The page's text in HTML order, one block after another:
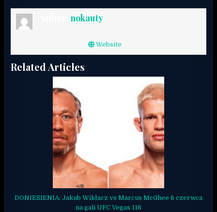
nokauty
Website
Related Articles
DONIESIENIA: Jakub Wikłacz vs Marcus McGhee 6 czerwca
na gali UFC Vegas 118